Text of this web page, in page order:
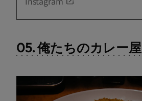
05. 俺たちのカレー屋